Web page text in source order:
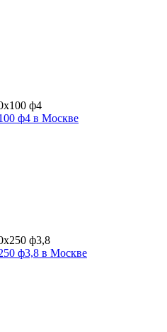
ф4 в Москве
ф3,8 в Москве